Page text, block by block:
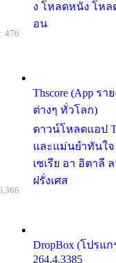
ง โหลดหนัง โหล
อน
Thscore (App ร
ต่างๆ ทั่วโลก)
ดาวน์โหลดแอป
และแม่นยำทันใจ
เซเรีย อา อิตาลี
ฝรั่งเศส
476
DropBox (โปรแ
264.4.3385